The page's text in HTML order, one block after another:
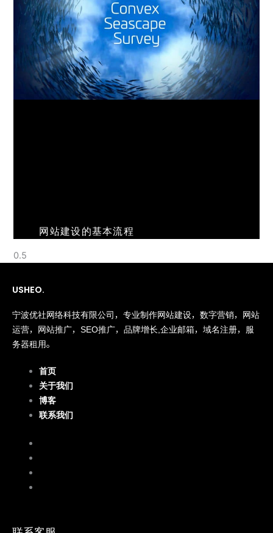
网站建设的基本流程
USHEO.
宁波优社网络科技有限公司，专业制作网站建设，数字营销，网站
运营，网站推广，SEO推广，品牌增长,企业邮箱，域名注册，服
务器租用。
首页
关于我们
博客
联系我们